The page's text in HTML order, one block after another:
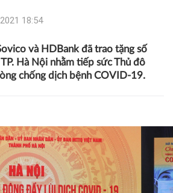
18:54
và HDBank đã trao tặng số
Hà Nội nhằm tiếp sức Thủ đô
chống dịch bệnh COVID-19.